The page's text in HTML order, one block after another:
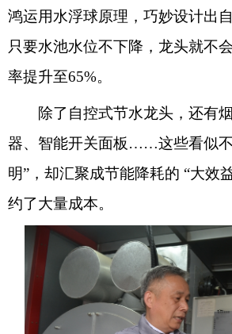
鸿运用水浮球原理，巧妙设计出
只要水池水位不下降，龙头就不
率提升至65%。
除了自控式节水龙头，还有烟
器、智能开关面板……这些看似
明”，却汇聚成节能降耗的 “大效
约了大量成本。